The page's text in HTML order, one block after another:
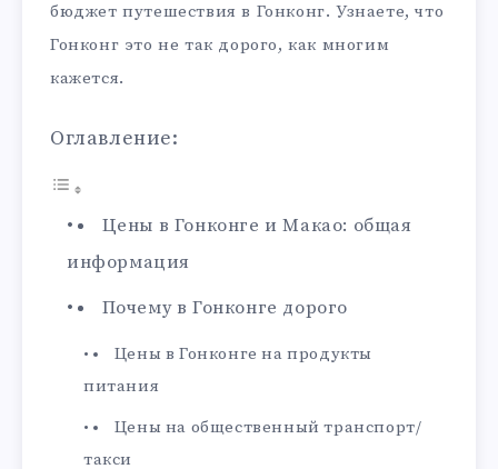
бюджет путешествия в Гонконг. Узнаете, что
Гонконг это не так дорого, как многим
кажется.
Оглавление:
Цены в Гонконге и Макао: общая
информация
Почему в Гонконге дорого
Цены в Гонконге на продукты
питания
Цены на общественный транспорт/
такси